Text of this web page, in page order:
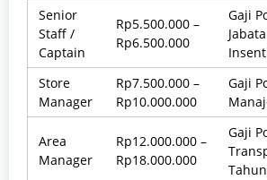
Senior
Staff /
Captain
Rp5.500.000 –
Rp6.500.000
Gaji
Store
Manager
Rp7.500.000 –
Rp10.000.000
Gaji
Area
Manager
Rp12.000.000 –
Rp18.000.000
Gaji